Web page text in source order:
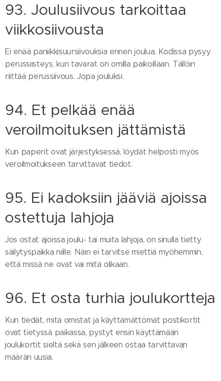
93. Joulusiivous tarkoittaa
viikkosiivousta
Ei enää paniikkisuursiivouksia ennen joulua. Kodissa pysyy
perussiisteys, kun tavarat on omilla paikoillaan. Tällöin
riittää perussiivous. Jopa jouluksi.
94. Et pelkää enää
veroilmoituksen jättämistä
Kun paperit ovat järjestyksessä, löydät helposti myös
veroilmoitukseen tarvittavat tiedot.
95. Ei kadoksiin jääviä ajoissa
ostettuja lahjoja
Jos ostat ajoissa joulu- tai muita lahjoja, on sinulla tietty
säilytyspaikka niille. Näin ei tarvitse miettiä myöhemmin,
että missä ne ovat vai mitä olikaan.
96. Et osta turhia joulukortteja
Kun tiedät, mitä omistat ja käyttämättömät postikortit
ovat tietyssä paikassa, pystyt ensin käyttämään
joulukortit sieltä sekä sen jälkeen ostaa tarvittavan
määrän uusia.